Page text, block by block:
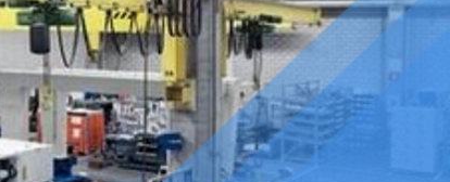
office@lebedka.ua